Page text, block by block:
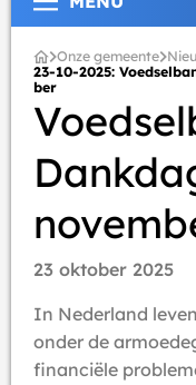
Onze gemeente
23-10-2025:
ber
23 oktober 2025
In Nederland
onder de
financiële